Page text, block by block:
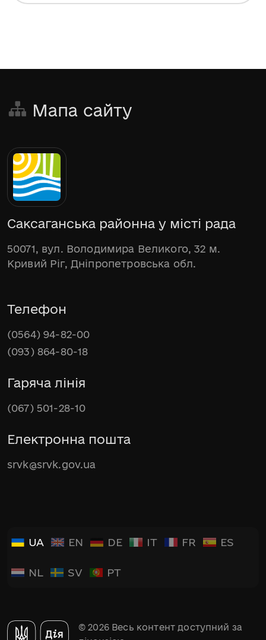
Мапа сайту
Саксаганська районна у місті рада
50071, вул. Володимира Великого, 32 м.
Кривий Ріг, Дніпропетровська обл.
Телефон
(0564) 94-82-00
(093) 864-80-18
Гаряча лінія
(067) 501-28-10
Електронна пошта
srvk@srvk.gov.ua
UA EN DE IT FR ES
NL SV PT
© 2026 Весь контент доступний за